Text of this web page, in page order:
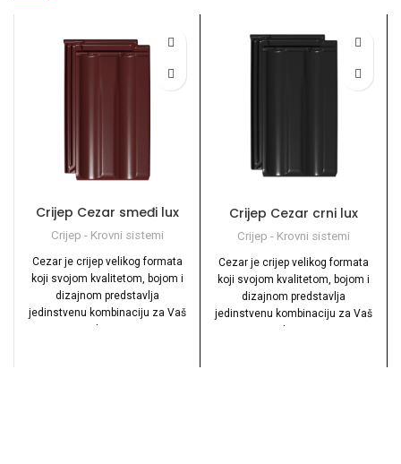
Crijep Cezar smeđi lux
Crijep - Krovni sistemi
Cezar je crijep velikog formata
koji svojom kvalitetom, bojom i
dizajnom predstavlja
jedinstvenu kombinaciju za Vaš
krov.
Crijep Cezar crni lux
Crijep - Krovni sistemi
Cezar je crijep velikog formata
koji svojom kvalitetom, bojom i
dizajnom predstavlja
jedinstvenu kombinaciju za Vaš
krov.